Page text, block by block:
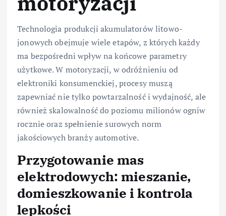
Technologia produkcji akumulatorów litowo-
jonowych obejmuje wiele etapów, z których każdy
ma bezpośredni wpływ na końcowe parametry
użytkowe. W motoryzacji, w odróżnieniu od
elektroniki konsumenckiej, procesy muszą
zapewniać nie tylko powtarzalność i wydajność, ale
również skalowalność do poziomu milionów ogniw
rocznie oraz spełnienie surowych norm
jakościowych branży automotive.
Przygotowanie mas
elektrodowych: mieszanie,
domieszkowanie i kontrola
lepkości